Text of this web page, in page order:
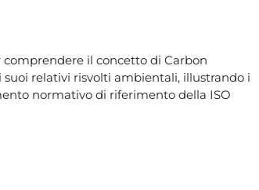
comprendere il concetto di Carbon
relativi risvolti ambientali, illustrando i
normativo di riferimento della ISO